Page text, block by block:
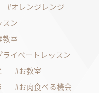
オレンジレンジ
スン
教室
イベートレッスン
お教室
お肉食べる機会